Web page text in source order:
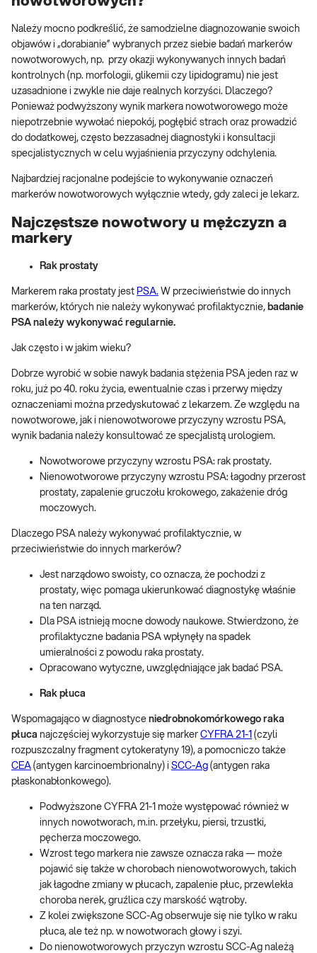
Należy mocno podkreślić, że samodzielne diagnozowanie swoich
objawów i „dorabianie” wybranych przez siebie badań markerów
nowotworowych, np. przy okazji wykonywanych innych badań
kontrolnych (np. morfologii, glikemii czy lipidogramu) nie jest
uzasadnione i zwykle nie daje realnych korzyści. Dlaczego?
Ponieważ podwyższony wynik markera nowotworowego może
niepotrzebnie wywołać niepokój, pogłębić strach oraz prowadzić
do dodatkowej, często bezzasadnej diagnostyki i konsultacji
specjalistycznych w celu wyjaśnienia przyczyny odchylenia.
Najbardziej racjonalne podejście to wykonywanie oznaczeń
markerów nowotworowych wyłącznie wtedy, gdy zaleci je lekarz.
Najczęstsze nowotwory u mężczyzn a
markery
Rak prostaty
Markerem raka prostaty jest PSA. W przeciwieństwie do innych
markerów, których nie należy wykonywać profilaktycznie, badanie
PSA należy wykonywać regularnie.
Jak często i w jakim wieku?
Dobrze wyrobić w sobie nawyk badania stężenia PSA jeden raz w
roku, już po 40. roku życia, ewentualnie czas i przerwy między
oznaczeniami można przedyskutować z lekarzem. Ze względu na
nowotworowe, jak i nienowotworowe przyczyny wzrostu PSA,
wynik badania należy konsultować ze specjalistą urologiem.
Nowotworowe przyczyny wzrostu PSA: rak prostaty.
Nienowotworowe przyczyny wzrostu PSA: łagodny przerost
prostaty, zapalenie gruczołu krokowego, zakażenie dróg
moczowych.
Dlaczego PSA należy wykonywać profilaktycznie, w
przeciwieństwie do innych markerów?
Jest narządowo swoisty, co oznacza, że pochodzi z
prostaty, więc pomaga ukierunkować diagnostykę właśnie
na ten narząd.
Dla PSA istnieją mocne dowody naukowe. Stwierdzono, że
profilaktyczne badania PSA wpłynęły na spadek
umieralności z powodu raka prostaty.
Opracowano wytyczne, uwzględniające jak badać PSA.
Rak płuca
Wspomagająco w diagnostyce niedrobnokomórkowego raka
płuca najczęściej wykorzystuje się marker CYFRA 21-1 (czyli
rozpuszczalny fragment cytokeratyny 19), a pomocniczo także
CEA (antygen karcinoembrionalny) i SCC-Ag (antygen raka
płaskonabłonkowego).
Podwyższone CYFRA 21-1 może występować również w
innych nowotworach, m.in. przełyku, piersi, trzustki,
pęcherza moczowego.
Wzrost tego markera nie zawsze oznacza raka — może
pojawić się także w chorobach nienowotworowych, takich
jak łagodne zmiany w płucach, zapalenie płuc, przewlekła
choroba nerek, gruźlica czy marskość wątroby.
Z kolei zwiększone SCC-Ag obserwuje się nie tylko w raku
płuca, ale też np. w nowotworach głowy i szyi.
Do nienowotworowych przyczyn wzrostu SCC-Ag należą